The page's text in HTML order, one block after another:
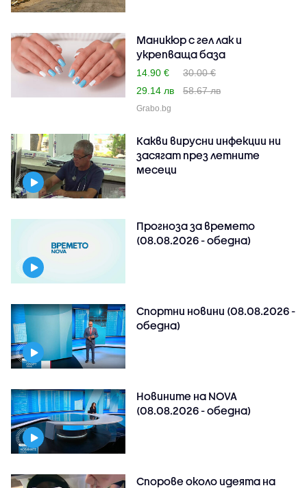
Маникюр с гел лак и
укрепваща база
14.90 €
30.00 €
29.14 лв
58.67 лв
Grabo.bg
Какви вирусни инфекции ни
засягат през летните
месеци
Прогноза за времето
(08.08.2026 - обедна)
Спортни новини (08.08.2026 -
обедна)
Новините на NOVA
(08.08.2026 - обедна)
Спорове около идеята на